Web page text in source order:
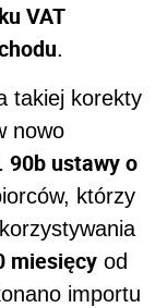
VAT
.
takiej korekty
nowo
90b ustawy o
którzy
miesięcy od
importu